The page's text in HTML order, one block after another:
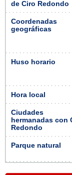
de Ciro Redondo
Coordenadas
geográficas
Huso horario
Hora local
Ciudades
hermanadas con
Redondo
Parque natural